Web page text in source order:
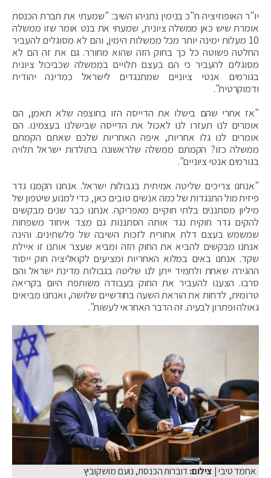
יו"ר האופוזיציה ח"כ בנימין נתניהו השיב: "שמעתי את חברת הכנסת
אומרת שיש כאן ממשלה ציונית, שמעתי את בנט אומר שזו ממשלה
10 מעלות ימינה יותר מכל ממשלות הימין, והם לא מסוגלים להעביר
החלטה פשוטה כל כך בחוק הזה שהוא מחורר. גם את זה הם לא
מסוגלים להעביר כי הם בעצם תלויים בממשלה שכביכול ציונית
בגורמים אנטי ציוניים שמתנגדים לישראל כמדינה יהודית
ודמוקרטית".
"אז אחרי שהם בישלו את הדייסה הזו בחוצפה שלא תאמן, הם
אומרים לנו תעזרו לנו לאכול את הדייסה שבישלנו בעצמינו. הם
אומרים לנו גלו אחריות, איפה האחריות שלכם שאתם הקמתם
ממשלה כזו? הקמתם ממשלה שלראשונה בתולדות ישראל תלויה
בגורמים אנטי ציוניים".
"אנחנו צריכים שליטה אמיתית בגבולות ישראל. אנחנו הקמנו גדר
פיזית מול התנגדות של כמה אנשים טובים כאן, כדי למנוע שיטפון של
מיליון מסתננים בלתי חוקיים מאפריקה. אנחנו כבר שנים מבקשים
להקים גדר חוקית נגד אותה הסתננות גם מצד איחוד משפחות
שמשמש בעצם דלת אחורית לזכות השיבה של פלשתינים. והינה
אנחנו מבקשים להביא את החוק הזה ומביא שעצר אותנו זו איילת
שקד. אנחנו באים במלוא האחריות ומציעים לקואליציה חוק ייסוד
ההגירה שאחת ולתמיד ייתן לנו שליטה בגבולות מדינת ישראל והם
סרבו. הצענו להעביר את החוק בעבודה משותפת היום בקריאה
טרומית, לדחות את הוראת השעה בחודשיים שלושה, ואנחנו מביאים
גאולה ופתרון לבעיה. זה הדבר האחראי לעשות".
אחמד טיבי| צילום:דוברות הכנסת, נועם מושקוביץ